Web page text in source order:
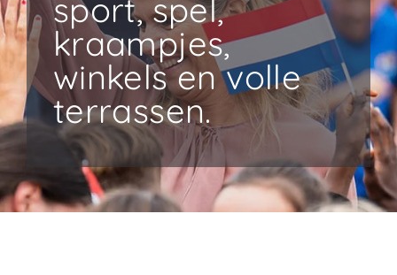
sport, spel,
kraampjes,
winkels en volle
terrassen.